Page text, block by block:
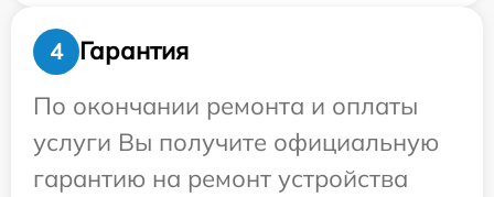
4
Гарантия
По окончании ремонта и оплаты
услуги Вы получите официальную
гарантию на ремонт устройства